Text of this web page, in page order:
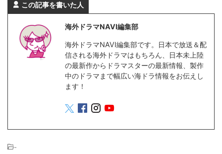
この記事を書いた人
海外ドラマNAVI編集部
海外ドラマNAVI編集部です。日本で放送＆配
信される海外ドラマはもちろん、日本未上陸
の最新作からドラマスターの最新情報、製作
中のドラマまで幅広い海ドラ情報をお伝えし
ます！
-